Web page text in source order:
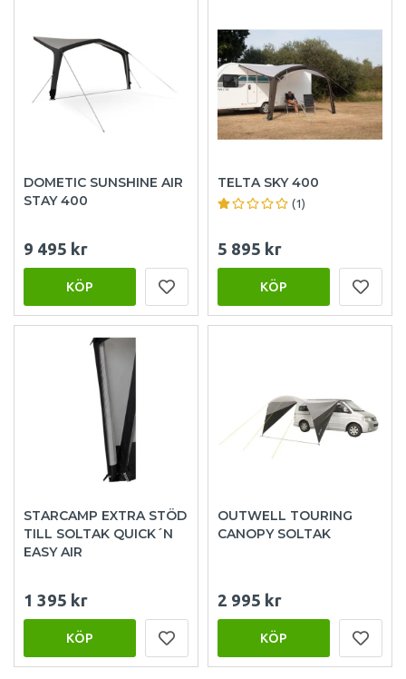
DOMETIC SUNSHINE AIR
STAY 400
9 495 kr
KÖP
TELTA SKY 400
(1)
5 895 kr
KÖP
STARCAMP EXTRA STÖD
TILL SOLTAK QUICK´N
EASY AIR
1 395 kr
KÖP
OUTWELL TOURING
CANOPY SOLTAK
2 995 kr
KÖP